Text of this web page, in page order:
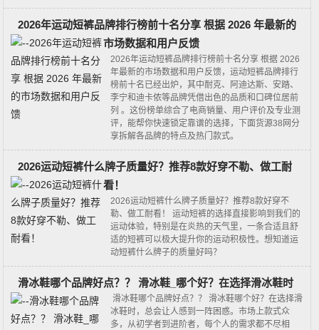
2026年运动短裤品牌排行榜前十名分享 根据 2026 年最新的
市场数据和用户反馈
2026年运动短裤品牌排行榜前十名分享 根据 2026
年最新的市场数据和用户反馈，运动短裤品牌排行
榜前十名已经出炉，其中‌耐克、阿迪达斯、安踏、
李宁和迪卡侬‌等品牌凭借出色的品质和口碑位居前
列 。这份榜单综合了电商销量、用户评价及专业测
评，能帮你快速锁定靠谱的选择，下面货源38网分
享拆解各品牌的特点及热门款式。
2026运动短裤什么牌子质量好？推荐8款好穿不勒、做工耐
看！
2026运动短裤什么牌子质量好？推荐8款好穿不
勒、做工耐看！ 运动短裤的选择直接影响到我们的
运动体验，特别是在炎热的天气里，一条合适且舒
适的短裤可以极大提升你的运动积极性。想知道运
动短裤什么牌子的质量好吗？
滑冰鞋哪个品牌好点？？ 滑冰鞋_哪个好？在选择滑冰鞋时
滑冰鞋哪个品牌好点？？ 滑冰鞋哪个好？在选择滑
冰鞋时，总会让人感到一阵困惑。市场上款式众
多，从初学者到进阶者，每个人的需求都不尽相